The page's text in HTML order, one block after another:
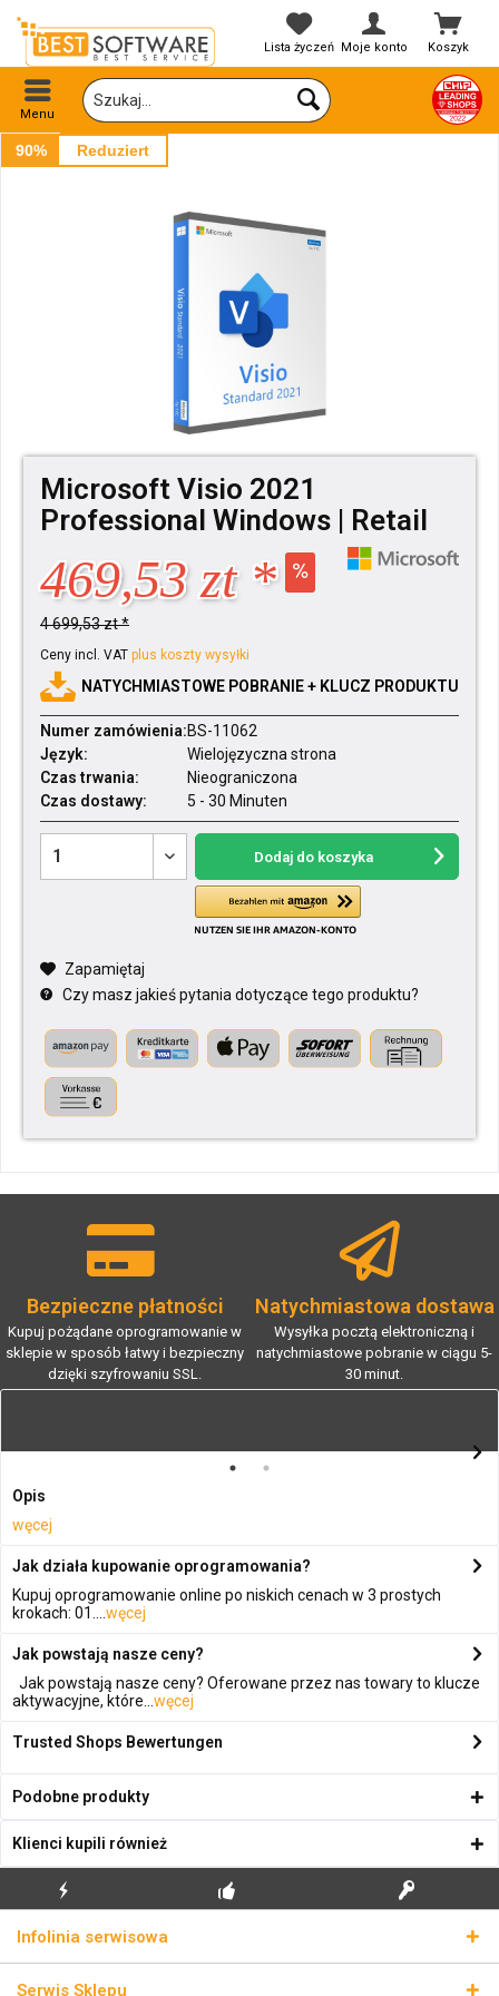
Koszyk
Lista życzeń Moje konto
Menu
90% Reduziert
Microsoft Visio 2021
Professional Windows | Retail
469,53 zt *
4 699,53 zt *
Ceny incl. VAT plus koszty wysyłki
NATYCHMIASTOWE POBRANIE + KLUCZ PRODUKTU
Numer zamówienia:BS-11062
Język:
Wielojęzyczna strona
Czas trwania:
Nieograniczona
Czas dostawy:
5 - 30 Minuten
Dodaj do koszyka
Zapamiętaj
Czy masz jakieś pytania dotyczące tego produktu?
Bezpieczne płatności
Kupuj pożądane oprogramowanie w
sklepie w sposób łatwy i bezpieczny
dzięki szyfrowaniu SSL.
Natychmiastowa dostawa
Wysyłka pocztą elektroniczną i
natychmiastowe pobranie w ciągu 5-
30 minut.
Opis
węcej
Jak działa kupowanie oprogramowania?
Kupuj oprogramowanie online po niskich cenach w 3 prostych
krokach: 01.... węcej
Jak powstają nasze ceny?
Jak powstają nasze ceny? Oferowane przez nas towary to klucze
aktywacyjne, które... węcej
Trusted Shops Bewertungen
Podobne produkty
Klienci kupili również
WYSYŁKA
Infolinia serwisowa
Serwis Sklepu